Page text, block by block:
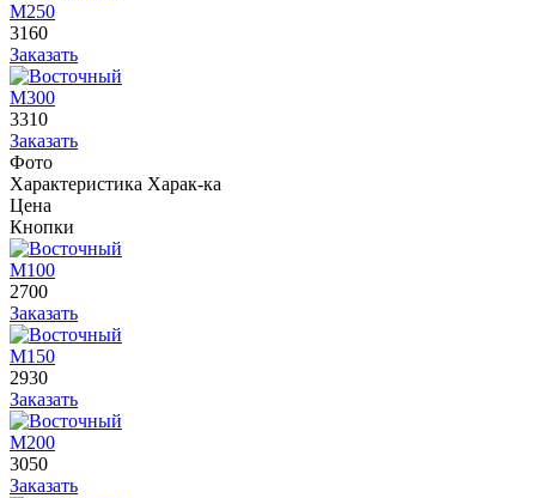
М250
3160
Заказать
М300
3310
Заказать
Фото
Характеристика Харак-ка
Цена
Кнопки
М100
2700
Заказать
М150
2930
Заказать
М200
3050
Заказать